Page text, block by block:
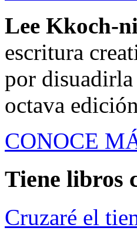
Lee Kkoch-
escritura
por disuadirla
octava
CONOCE
Tiene libros
Cruzaré el